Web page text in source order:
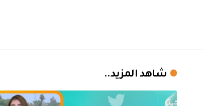
شاهد المزيد..